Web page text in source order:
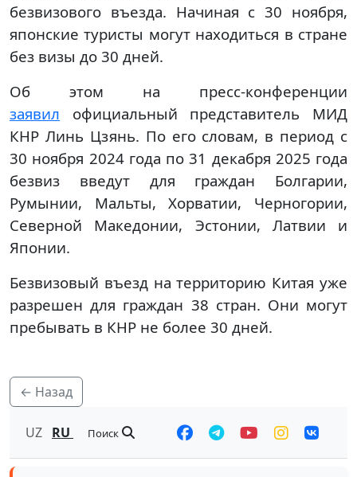
безвизового въезда. Начиная с 30 ноября,
японские туристы могут находиться в стране
без визы до 30 дней.
Об этом на пресс-конференции
заявил официальный представитель МИД
КНР Линь Цзянь. По его словам, в период с
30 ноября 2024 года по 31 декабря 2025 года
безвиз введут для граждан Болгарии,
Румынии, Мальты, Хорватии, Черногории,
Северной Македонии, Эстонии, Латвии и
Японии.
Безвизовый въезд на территорию Китая уже
разрешен для граждан 38 стран. Они могут
пребывать в КНР не более 30 дней.
← Назад
UZ RU Поиск